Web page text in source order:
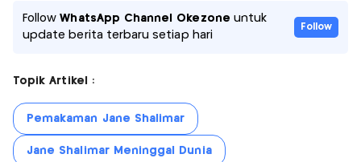
FollowWhatsApp Channel Okezone untuk
update berita terbaru setiap hari
Follow
Topik Artikel :
Pemakaman Jane Shalimar
Jane Shalimar Meninggal Dunia